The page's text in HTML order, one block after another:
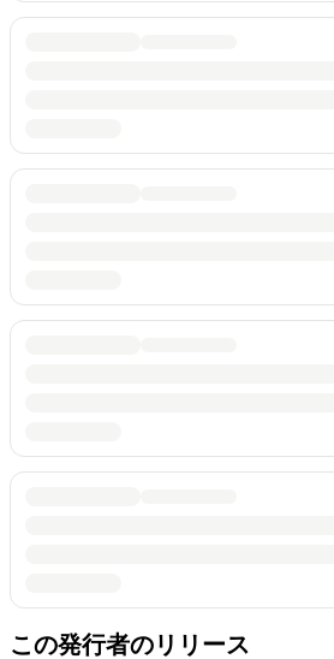
この発行者のリリース